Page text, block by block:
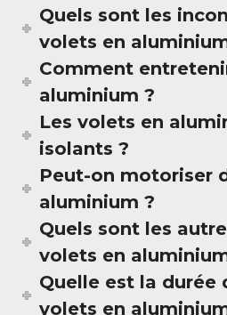
Quels sont les
volets en
Comment
aluminium ?
Les volets en
isolants ?
Peut-on motoriser
aluminium ?
Quels sont les
volets en
Quelle est la durée
volets en